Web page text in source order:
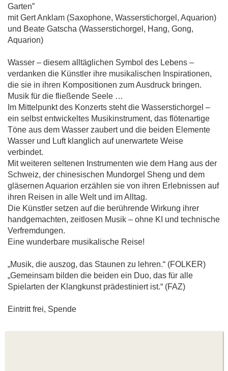
Garten”
mit Gert Anklam (Saxophone, Wasserstichorgel, Aquarion)
und Beate Gatscha (Wasserstichorgel, Hang, Gong,
Aquarion)
Wasser – diesem alltäglichen Symbol des Lebens –
verdanken die Künstler ihre musikalischen Inspirationen,
die sie in ihren Kompositionen zum Ausdruck bringen.
Musik für die fließende Seele …
Im Mittelpunkt des Konzerts steht die Wasserstichorgel –
ein selbst entwickeltes Musikinstrument, das flötenartige
Töne aus dem Wasser zaubert und die beiden Elemente
Wasser und Luft klanglich auf unerwartete Weise
verbindet.
Mit weiteren seltenen Instrumenten wie dem Hang aus der
Schweiz, der chinesischen Mundorgel Sheng und dem
gläsernen Aquarion erzählen sie von ihren Erlebnissen auf
ihren Reisen in alle Welt und im Alltag.
Die Künstler setzen auf die berührende Wirkung ihrer
handgemachten, zeitlosen Musik – ohne KI und technische
Verfremdungen.
Eine wunderbare musikalische Reise!
„Musik, die auszog, das Staunen zu lehren.“ (FOLKER)
„Gemeinsam bilden die beiden ein Duo, das für alle
Spielarten der Klangkunst prädestiniert ist.“ (FAZ)
Eintritt frei, Spende